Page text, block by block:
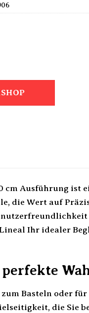
Ausführung ist
die Wert auf
Ihr idealer
perfekte
zum Basteln oder
die Sie